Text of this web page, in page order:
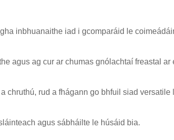
inbhuanaithe iad i gcomparáid le
agus ag cur ar chumas gnólachtaí freastal ar
rud a fhágann go bhfuil siad
agus sábháilte le húsáid bia.